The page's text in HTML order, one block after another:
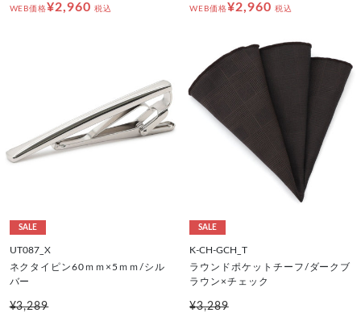
WEB価格¥2,960 税込 WEB価格¥2,960 税込
SALE
UT087_X
ネクタイピン60ｍｍ×5ｍｍ/シル
バー
¥3,289
SALE
K-CH-GCH_T
ラウンドポケットチーフ/ダークブ
ラウン×チェック
¥3,289